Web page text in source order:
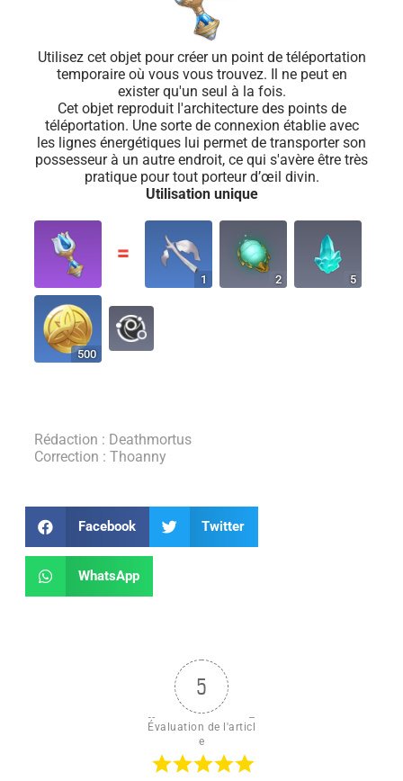
Utilisez cet objet pour créer un point de téléportation
temporaire où vous vous trouvez. Il ne peut en
exister qu'un seul à la fois.
Cet objet reproduit l'architecture des points de
téléportation. Une sorte de connexion établie avec
les lignes énergétiques lui permet de transporter son
possesseur à un autre endroit, ce qui s'avère être très
pratique pour tout porteur d’œil divin.
Utilisation unique
〓
1 2 5
500
Rédaction : Deathmortus
Correction : Thoanny
Facebook Twitter
WhatsApp
5
Évaluation de l'articl
e